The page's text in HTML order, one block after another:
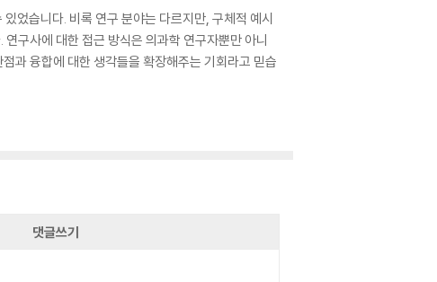
었습니다. 비록 연구 분야는 다르지만, 구체적 예시
구사에 대한 접근 방식은 의과학 연구자뿐만 아니
과 융합에 대한 생각들을 확장해주는 기회라고 믿습
댓글쓰기